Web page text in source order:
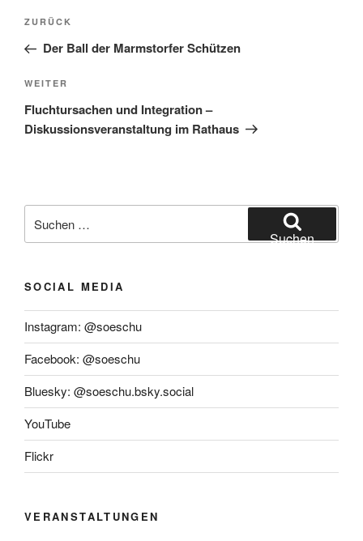
Beitragsnavigation
Vorheriger
Beitrag
ZURÜCK
Der Ball der Marmstorfer Schützen
Nächster
Beitrag
WEITER
Fluchtursachen und Integration –
Diskussionsveranstaltung im Rathaus
nach:
Suchen
SOCIAL MEDIA
Instagram: @soeschu
Facebook: @soeschu
Bluesky: @soeschu.bsky.social
YouTube
Flickr
VERANSTALTUNGEN